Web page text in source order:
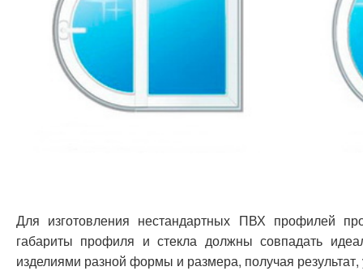
Для изготовления нестандартных ПВХ профилей
габариты профиля и стекла должны совпадать
изделиями разной формы и размера, получая